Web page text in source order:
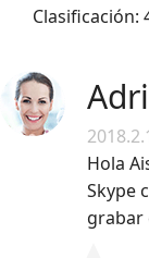
Clasificación:
Hola
Skype
grabar